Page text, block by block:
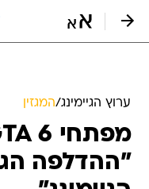
ערוץ הגיימינג/המגזין
"ההדלפה